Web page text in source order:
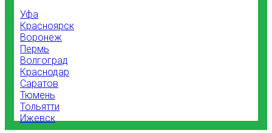
Уфа
Красноярск
Воронеж
Пермь
Волгоград
Краснодар
Саратов
Тюмень
Тольятти
Ижевск